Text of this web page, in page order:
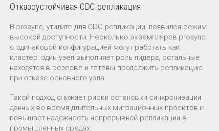
Отказоустойчивая CDC-репликация
В prosync, утилите для CDC-репликации, появился режим
высокой доступности. Несколько экземпляров prosync
с одинаковой конфигурацией могут работать как
кластер: один узел выполняет роль лидера, остальные
находятся в резерве и готовы продолжить репликацию
при отказе основного узла.
Такой подход снижает риски остановки синхронизации
данных во время длительных миграционных проектов и
повышает надёжность непрерывной репликации в
промышленных средах.